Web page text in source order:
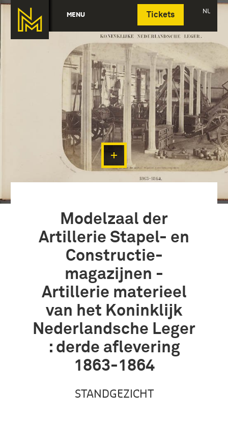
MENU Tickets NL
Deutsch
Modelzaal der
Artillerie Stapel- en
Constructie-
magazijnen -
Artillerie materieel
van het Koninklijk
Nederlandsche Leger
: derde aflevering
1863-1864
STANDGEZICHT